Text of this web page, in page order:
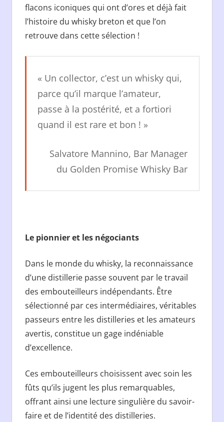
flacons iconiques qui ont d’ores et déjà fait
l’histoire du whisky breton et que l’on
retrouve dans cette sélection !
« Un collector, c’est un whisky qui,
parce qu’il marque l’amateur,
passe à la postérité, et a fortiori
quand il est rare et bon ! »
Salvatore Mannino, Bar Manager
du Golden Promise Whisky Bar
Le pionnier et les négociants
Dans le monde du whisky, la reconnaissance
d’une distillerie passe souvent par le travail
des embouteilleurs indépendants. Être
sélectionné par ces intermédiaires, véritables
passeurs entre les distilleries et les amateurs
avertis, constitue un gage indéniable
d’excellence.
Ces embouteilleurs choisissent avec soin les
fûts qu’ils jugent les plus remarquables,
offrant ainsi une lecture singulière du savoir-
faire et de l’identité des distilleries.